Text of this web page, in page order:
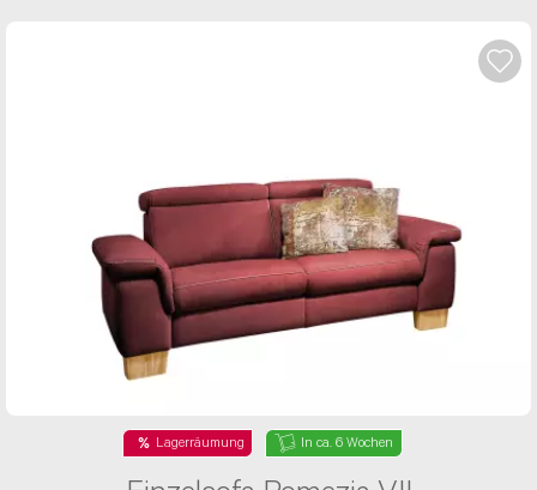
Lagerräumung In ca. 6 Wochen